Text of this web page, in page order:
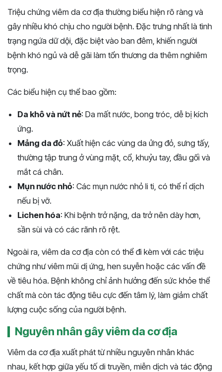
Triệu chứng viêm da cơ địa thường biểu hiện rõ ràng và
gây nhiều khó chịu cho người bệnh. Đặc trưng nhất là tình
trạng ngứa dữ dội, đặc biệt vào ban đêm, khiến người
bệnh khó ngủ và dễ gãi làm tổn thương da thêm nghiêm
trọng.
Các biểu hiện cụ thể bao gồm:
Da khô và nứt nẻ: Da mất nước, bong tróc, dễ bị kích
ứng.
Mảng da đỏ: Xuất hiện các vùng da ửng đỏ, sưng tấy,
thường tập trung ở vùng mặt, cổ, khuỷu tay, đầu gối và
mắt cá chân.
Mụn nước nhỏ: Các mụn nước nhỏ li ti, có thể rỉ dịch
nếu bị vỡ.
Lichen hóa: Khi bệnh trở nặng, da trở nên dày hơn,
sần sùi và có các rãnh rõ rệt.
Ngoài ra, viêm da cơ địa còn có thể đi kèm với các triệu
chứng như viêm mũi dị ứng, hen suyễn hoặc các vấn đề
về tiêu hóa. Bệnh không chỉ ảnh hưởng đến sức khỏe thể
chất mà còn tác động tiêu cực đến tâm lý, làm giảm chất
lượng cuộc sống của người bệnh​​​.
Nguyên nhân gây viêm da cơ địa
Viêm da cơ địa xuất phát từ nhiều nguyên nhân khác
nhau, kết hợp giữa yếu tố di truyền, miễn dịch và tác động